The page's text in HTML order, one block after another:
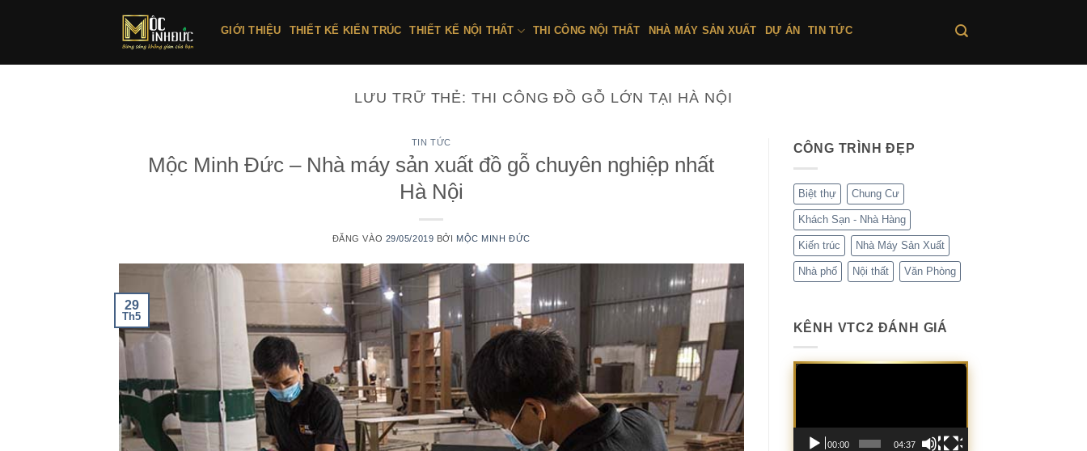
GIỚI THIỆU THIẾT KẾ KIẾN TRÚC THIẾT KẾ NỘI THẤT THI CÔNG NỘI THẤT NHÀ MÁY SẢN XUẤT DỰ ÁN TIN TỨC
LƯU TRỮ THẺ:THI CÔNG ĐỒ GỖ LỚN TẠI HÀ NỘI
TIN TỨC
Mộc Minh Đức – Nhà máy sản xuất đồ gỗ chuyên nghiệp nhất
Hà Nội
ĐĂNG VÀO 29/05/2019 BỞI MỘC MINH ĐỨC
29
Th5
CÔNG TRÌNH ĐẸP
Biệt thự Chung Cư
Khách Sạn - Nhà Hàng
Kiến trúc Nhà Máy Sản Xuất
Nhà phố Nội thất Văn Phòng
KÊNH VTC2 ĐÁNH GIÁ
Trình
00:00 04:37